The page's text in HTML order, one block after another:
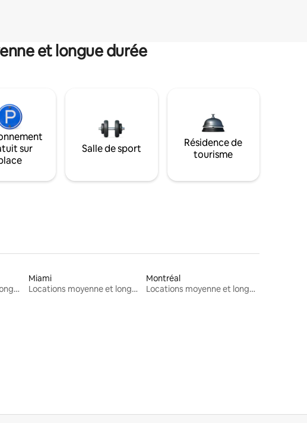
et longue durée
sur
Salle de sport
Résidence de
tourisme
Locations moyenne et longue durée
Miami
Locations moyenne et longue durée
Montréal
Locations moyenne et longue durée